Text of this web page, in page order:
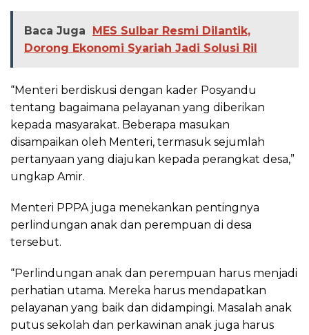
Baca Juga
MES Sulbar Resmi Dilantik,
Dorong Ekonomi Syariah Jadi Solusi Ril
“Menteri berdiskusi dengan kader Posyandu
tentang bagaimana pelayanan yang diberikan
kepada masyarakat. Beberapa masukan
disampaikan oleh Menteri, termasuk sejumlah
pertanyaan yang diajukan kepada perangkat desa,”
ungkap Amir.
Menteri PPPA juga menekankan pentingnya
perlindungan anak dan perempuan di desa
tersebut.
“Perlindungan anak dan perempuan harus menjadi
perhatian utama. Mereka harus mendapatkan
pelayanan yang baik dan didampingi. Masalah anak
putus sekolah dan perkawinan anak juga harus